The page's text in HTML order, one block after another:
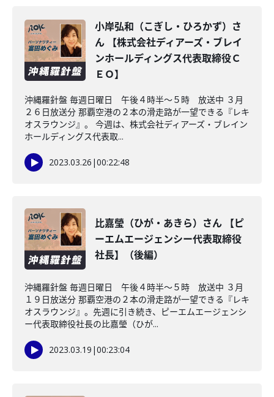
小岸弘和（こぎし・ひろかず）さ
ん 【株式会社ディアーズ・ブレイ
ンホールディングス代表取締役Ｃ
ＥＯ】
沖縄羅針盤 毎週日曜日 午後４時半～５時 放送中 ３月
２６日放送分 那覇空港の２本の滑走路が一望できる『レキ
オスラウンジ』。 今週は、株式会社ディアーズ・ブレイン
ホールディングス代表取...
2023.03.26 |00:22:48
比嘉瑩（ひが・あきら）さん 【ピ
ーエムエージェンシー代表取締役
社長】（後編）
沖縄羅針盤 毎週日曜日 午後４時半～５時 放送中 ３月
１９日放送分 那覇空港の２本の滑走路が一望できる『レキ
オスラウンジ』。先週に引き続き、ピーエムエージェンシ
ー代表取締役社長の比嘉瑩（ひが...
2023.03.19 |00:23:04